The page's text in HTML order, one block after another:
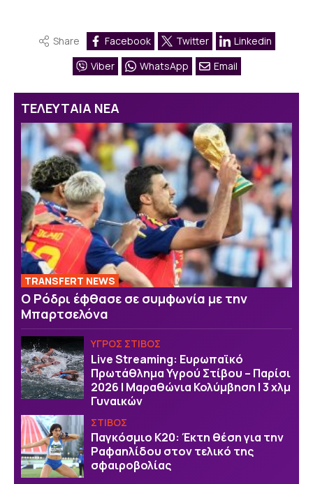
Share Facebook Twitter
Linkedin
Viber
WhatsApp Email
ΤΕΛΕΥΤΑΙΑ ΝΕΑ
TRANSFERT NEWS
O Ρόδρι έφθασε σε συμφωνία με την
Μπαρτσελόνα
ΥΓΡΟΣ ΣΤΙΒΟΣ
Live Streaming: Ευρωπαϊκό
Πρωτάθλημα Υγρού Στίβου – Παρίσι
2026 | Μαραθώνια Κολύμβηση | 3 χλμ
Γυναικών
ΣΤΙΒΟΣ
Παγκόσμιο Κ20: Έκτη θέση για την
Ραφαηλίδου στον τελικό της
σφαιροβολίας